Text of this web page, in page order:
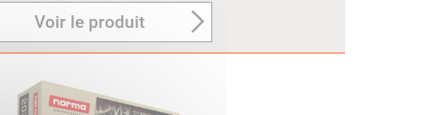
Voir le produit